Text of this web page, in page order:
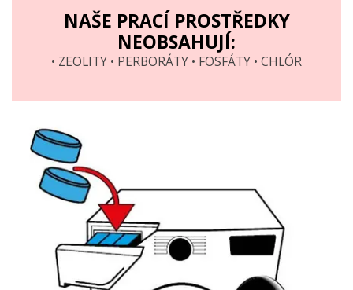
NAŠE PRACÍ PROSTŘEDKY
NEOBSAHUJÍ:
• ZEOLITY • PERBORÁTY • FOSFÁTY • CHLÓR